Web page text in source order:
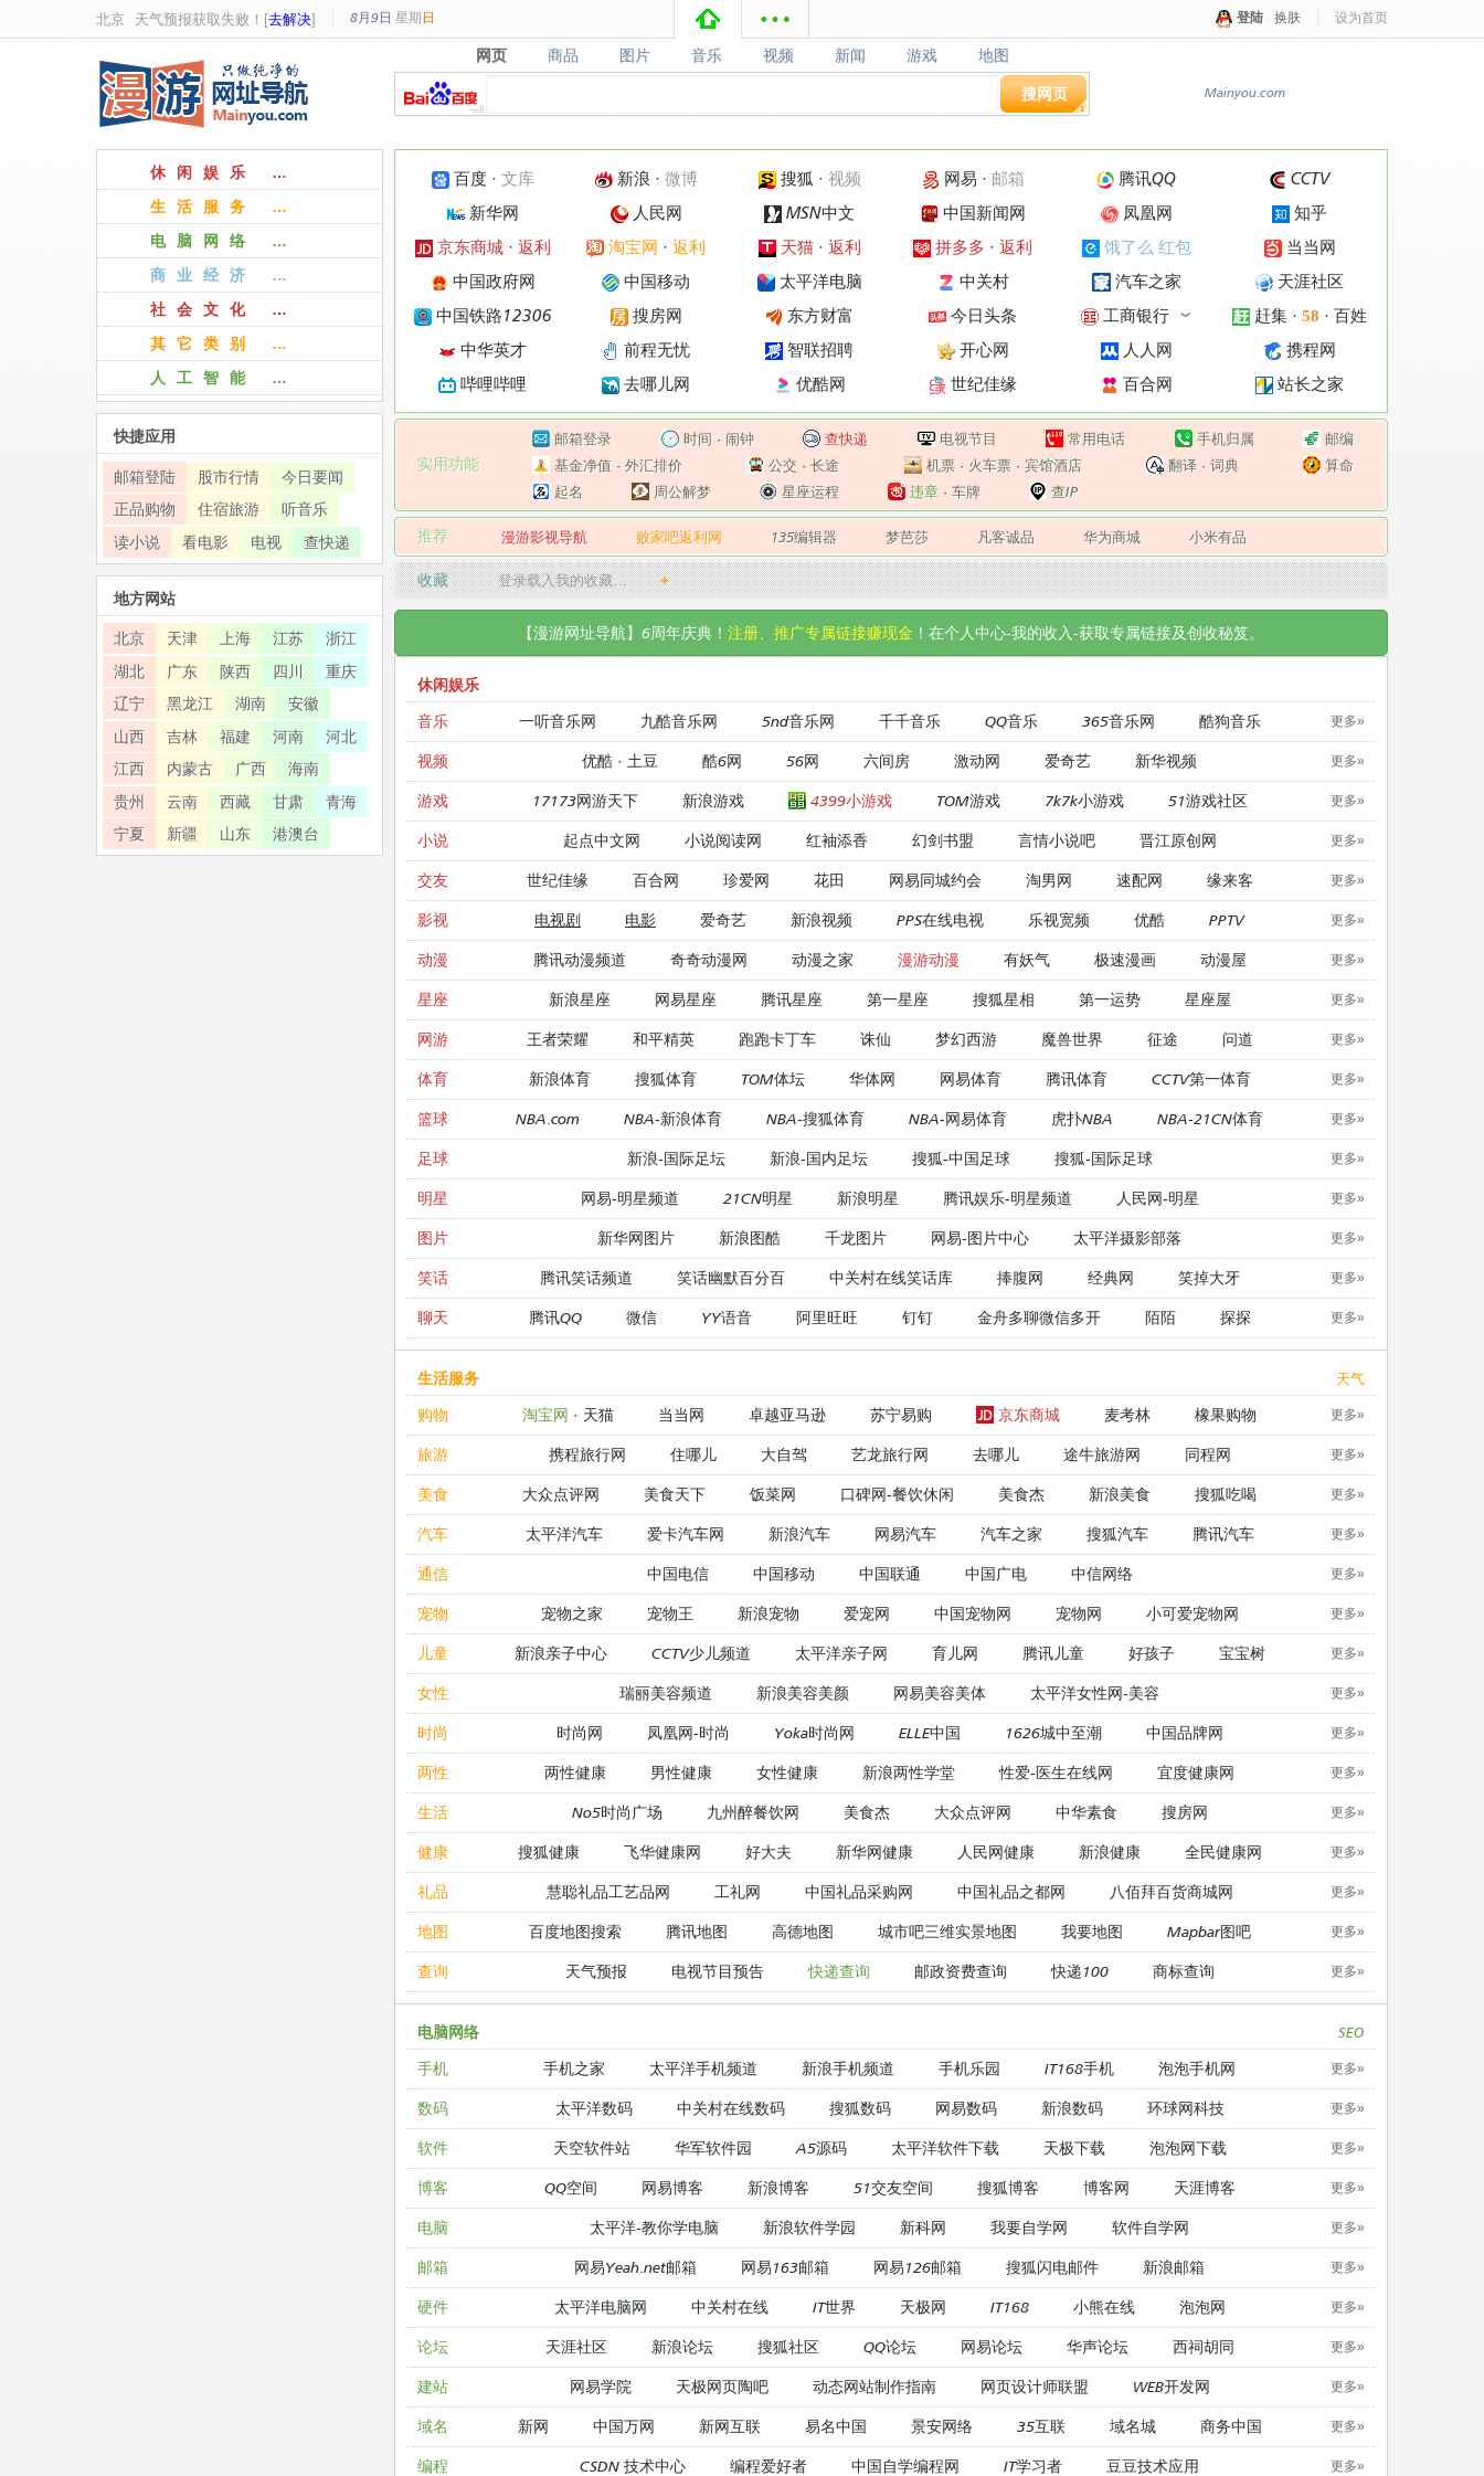
北京 天气预报获取失败！[去解决] 8月9日 星期 日 登陆 换肤 设为首页
网页
网页 商品
商品 图片
图片 音乐
音乐 视频
视频 新闻
新闻 游戏
游戏 地图
地图
搜网页 Mainyou.com
百度· 文库 新浪 · 微博 搜狐 · 视频 网易 · 邮箱 腾讯QQ
CCTV
新华网
人民网 MSN中文 中国新闻网 凤凰网
知乎
京东商城· 返利 淘宝网 · 返利 天猫· 返利 拼多多 · 返利 饿了么 红包
当当网
中国政府网
中国移动 太平洋电脑 中关村 汽车之家
天涯社区
中国铁路12306
搜房网 东方财富 今日头条 工商银行 ︾ 赶集 · 58 · 百姓
中华英才
前程无忧 智联招聘 开心网 人人网
携程网
哔哩哔哩
去哪儿网 优酷网 世纪佳缘 百合网 站长之家
实用功能
邮箱登录 时间· 闹钟 查快递 电视节目 常用电话 手机归属
邮编
基金净值 · 外汇排价 公交 ·长途 机票· 火车票· 宾馆酒店 翻译· 词典
算命
起名
周公解梦 星座运程 违章 · 车牌 查IP
推荐 漫游影视导航 败家吧返利网 135编辑器 梦芭莎 凡客诚品 华为商城 小米有品
收藏 登录载入我的收藏… +
【漫游网址导航】6周年庆典！ 注册、推广专属链接赚现金 ！在个人中心-我的收入-获取专属链接及创收秘笈。
休闲娱乐
音乐
一听音乐网 九酷音乐网 5nd音乐网 千千音乐 QQ音乐 365音乐网 酷狗音乐 更多»
视频 优酷 · 土豆 酷6网 56网 六间房 激动网 爱奇艺 新华视频 更多»
游戏 17173网游天下 新浪游戏 4399小游戏 TOM游戏 7k7k小游戏 51游戏社区 更多»
小说 起点中文网 小说阅读网 红袖添香 幻剑书盟 言情小说吧 晋江原创网 更多»
交友 世纪佳缘 百合网 珍爱网 花田 网易同城约会 淘男网 速配网 缘来客 更多»
影视 电视剧 电影 爱奇艺 新浪视频 PPS在线电视 乐视宽频 优酷 PPTV 更多»
动漫 腾讯动漫频道 奇奇动漫网 动漫之家 漫游动漫 有妖气 极速漫画 动漫屋 更多»
星座 新浪星座 网易星座 腾讯星座 第一星座 搜狐星相 第一运势 星座屋 更多»
网游 王者荣耀 和平精英 跑跑卡丁车 诛仙 梦幻西游 魔兽世界 征途 问道 更多»
体育 新浪体育 搜狐体育 TOM体坛 华体网 网易体育 腾讯体育 CCTV第一体育 更多»
篮球 NBA.com NBA-新浪体育 NBA-搜狐体育 NBA-网易体育 虎扑NBA NBA-21CN体育 更多»
足球 新浪-国际足坛 新浪-国内足坛 搜狐-中国足球 搜狐-国际足球 更多»
明星 网易-明星频道 21CN明星 新浪明星 腾讯娱乐-明星频道 人民网-明星 更多»
图片 新华网图片 新浪图酷 千龙图片 网易-图片中心 太平洋摄影部落 更多»
笑话 腾讯笑话频道 笑话幽默百分百 中关村在线笑话库 捧腹网 经典网 笑掉大牙 更多»
聊天 腾讯QQ 微信 YY语音 阿里旺旺 钉钉 金舟多聊微信多开 陌陌 探探 更多»
天气
生活服务
购物
淘宝网 · 天猫 当当网 卓越亚马逊 苏宁易购 京东商城 麦考林 橡果购物 更多»
旅游 携程旅行网 住哪儿 大自驾 艺龙旅行网 去哪儿 途牛旅游网 同程网 更多»
美食 大众点评网 美食天下 饭菜网 口碑网-餐饮休闲 美食杰 新浪美食 搜狐吃喝 更多»
汽车 太平洋汽车 爱卡汽车网 新浪汽车 网易汽车 汽车之家 搜狐汽车 腾讯汽车 更多»
通信 中国电信 中国移动 中国联通 中国广电 中信网络 更多»
宠物 宠物之家 宠物王 新浪宠物 爱宠网 中国宠物网 宠物网 ​小可爱宠物网 更多»
儿童 新浪亲子中心 CCTV少儿频道 太平洋亲子网 育儿网 腾讯儿童 好孩子 宝宝树 更多»
女性 瑞丽美容频道 新浪美容美颜 网易美容美体 太平洋女性网-美容 更多»
时尚 时尚网 凤凰网-时尚 Yoka时尚网 ELLE中国 1626城中至潮 中国品牌网 更多»
两性 两性健康 男性健康 女性健康 新浪两性学堂 性爱-医生在线网 宜度健康网 更多»
生活 No5时尚广场 九州醉餐饮网 美食杰 大众点评网 中华素食 搜房网 更多»
健康 搜狐健康 飞华健康网 好大夫 新华网健康 人民网健康 新浪健康 全民健康网 更多»
礼品 慧聪礼品工艺品网 工礼网 中国礼品采购网 中国礼品之都网 八佰拜百货商城网 更多»
地图 百度地图搜索 腾讯地图 高德地图 城市吧三维实景地图 我要地图 Mapbar图吧 更多»
查询 天气预报 电视节目预告 快递查询 邮政资费查询 快递100 商标查询 更多»
SEO
电脑网络
手机
手机之家 太平洋手机频道 新浪手机频道 手机乐园 IT168手机 泡泡手机网 更多»
数码 太平洋数码 中关村在线数码 搜狐数码 网易数码 新浪数码 环球网科技 更多»
软件 天空软件站 华军软件园 A5源码 太平洋软件下载 天极下载 泡泡网下载 更多»
博客 QQ空间 网易博客 新浪博客 51交友空间 搜狐博客 博客网 天涯博客 更多»
电脑 太平洋-教你学电脑 新浪软件学园 新科网 我要自学网 软件自学网 更多»
邮箱 网易Yeah.net邮箱 网易163邮箱 网易126邮箱 搜狐闪电邮件 新浪邮箱 更多»
硬件 太平洋电脑网 中关村在线 IT世界 天极网 IT168 小熊在线 泡泡网 更多»
论坛 天涯社区 新浪论坛 搜狐社区 QQ论坛 网易论坛 华声论坛 西祠胡同 更多»
建站 网易学院 天极网页陶吧 动态网站制作指南 网页设计师联盟 WEB开发网 更多»
域名 新网 中国万网 新网互联 易名中国 景安网络 35互联 域名城 商务中国 更多»
编程 CSDN 技术中心 编程爱好者 中国自学编程网 IT学习者 豆豆技术应用 更多»
休闲娱乐 …
生活服务 …
电脑网络 …
商业经济 …
社会文化 …
其它类别 …
人工智能 …
快捷应用
邮箱登陆 股市行情
今日要闻
正品购物
住宿旅游
听音乐
读小说
看电影 电视 查快递
地方网站
北京 天津 上海 江苏
浙江
湖北
广东 陕西 四川
重庆
辽宁
黑龙江 湖南
安徽
山西
吉林 福建 河南
河北
江西
内蒙古 广西
海南
贵州
云南 西藏 甘肃
青海
宁夏
新疆 山东 港澳台